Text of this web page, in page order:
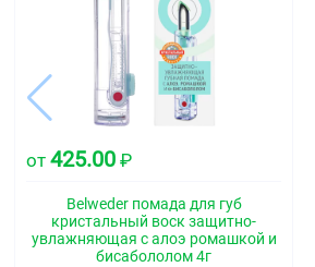
от 425.00 ₽
Belweder помада для губ
кристальный воск защитно-
увлажняющая с алоэ ромашкой и
бисабололом 4г